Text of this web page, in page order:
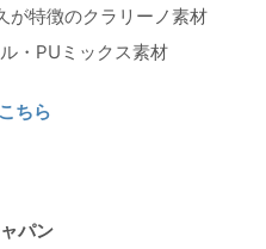
特徴のクラリーノ素材
・PUミックス素材
ちら
パン